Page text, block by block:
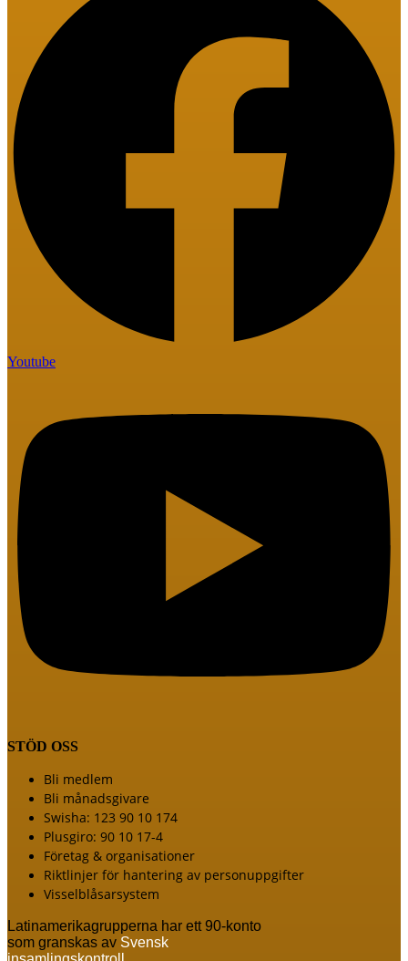
Youtube
STÖD OSS
Meny
Bli medlem
Bli månadsgivare
Swisha: 123 90 10 174
Plusgiro: 90 10 17-4
Företag & organisationer
Riktlinjer för hantering av personuppgifter
Visselblåsarsystem
Latinamerikagrupperna har ett 90-konto
som granskas av Svensk